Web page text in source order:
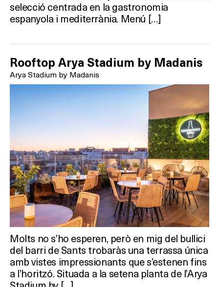
selecció centrada en la gastronomia
espanyola i mediterrània. Menú […]
Rooftop Arya Stadium by Madanis
Arya Stadium by Madanis
Molts no s’ho esperen, però en mig del bullici
del barri de Sants trobaràs una terrassa única
amb vistes impressionants que s’estenen fins
a l’horitzó. Situada a la setena planta de l’Arya